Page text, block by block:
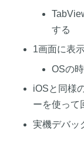
する
1画面に表
OSの
iOSと同様
ーを使って
実機デバッ